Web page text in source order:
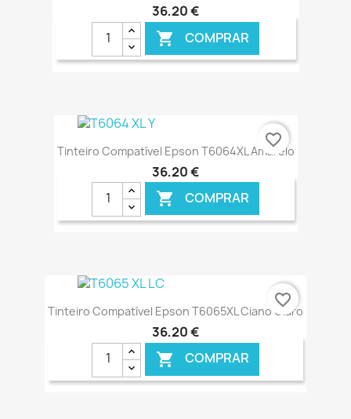
36,20 €
 COMPRAR
€ ONLINE
Tinteiro Compatível Epson T6064XL Amarelo
36,20 €
 COMPRAR
€ ONLINE
favorite_border
Tinteiro Compatível Epson T6065XL Ciano Claro
36,20 €
 COMPRAR
favorite_border